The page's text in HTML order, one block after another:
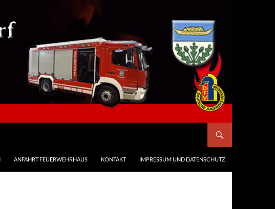
ANFAHRT FEUERWEHRHAUS KONTAKT IMPRESSUM UND DATENSCHUTZ